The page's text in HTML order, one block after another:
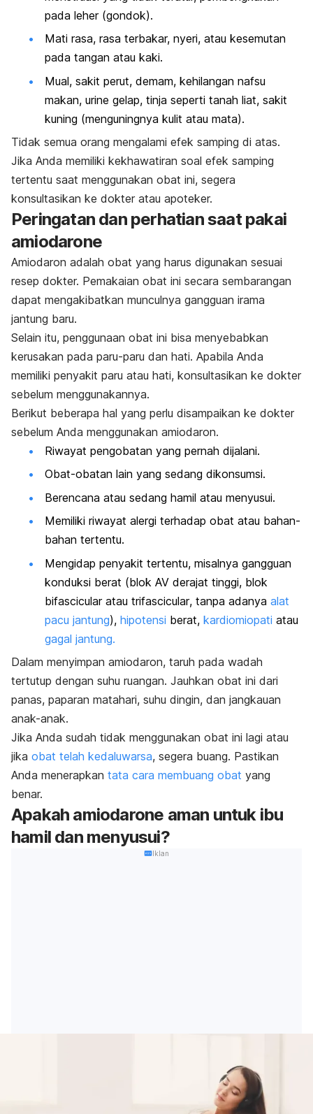
pada leher (gondok).
Mati rasa, rasa terbakar, nyeri, atau kesemutan
pada tangan atau kaki.
Mual, sakit perut, demam, kehilangan nafsu
makan, urine gelap, tinja seperti tanah liat, sakit
kuning (menguningnya kulit atau mata).
Tidak semua orang mengalami efek samping di atas.
Jika Anda memiliki kekhawatiran soal efek samping
tertentu saat menggunakan obat ini, segera
konsultasikan ke dokter atau apoteker.
Peringatan dan perhatian saat pakai
amiodarone
Amiodaron adalah obat yang harus digunakan sesuai
resep dokter. Pemakaian obat ini secara sembarangan
dapat mengakibatkan munculnya gangguan irama
jantung baru.
Selain itu, penggunaan obat ini bisa menyebabkan
kerusakan pada paru-paru dan hati. Apabila Anda
memiliki penyakit paru atau hati, konsultasikan ke dokter
sebelum menggunakannya.
Berikut beberapa hal yang perlu disampaikan ke dokter
sebelum Anda menggunakan amiodaron.
Riwayat pengobatan yang pernah dijalani.
Obat-obatan lain yang sedang dikonsumsi.
Berencana atau sedang hamil atau menyusui.
Memiliki riwayat alergi terhadap obat atau bahan-
bahan tertentu.
Mengidap penyakit tertentu, misalnya gangguan
konduksi berat (blok AV derajat tinggi, blok
bifascicularatau trifascicular, tanpa adanya alat
pacu jantung), hipotensi berat, kardiomiopati atau
gagal jantung.
Dalam menyimpan amiodaron, taruh pada wadah
tertutup dengan suhu ruangan. Jauhkan obat ini dari
panas, paparan matahari, suhu dingin, dan jangkauan
anak-anak.
Jika Anda sudah tidak menggunakan obat ini lagi atau
jika obat telah kedaluwarsa, segera buang. Pastikan
Anda menerapkan tata cara membuang obat yang
benar.
Apakah amiodarone aman untuk ibu
hamil dan menyusui?
Iklan